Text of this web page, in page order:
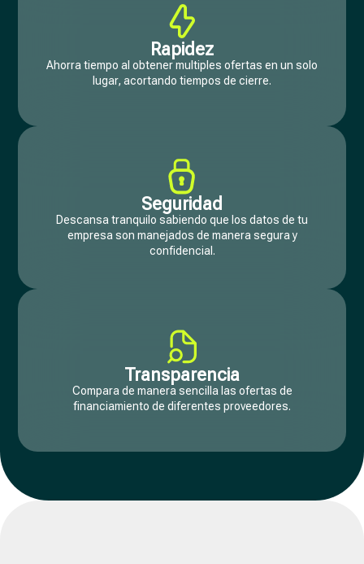
Rapidez
Ahorra tiempo al obtener multiples ofertas en un solo
lugar, acortando tiempos de cierre.
Seguridad
Descansa tranquilo sabiendo que los datos de tu
empresa son manejados de manera segura y
confidencial.
Transparencia
Compara de manera sencilla las ofertas de
financiamiento de diferentes proveedores.